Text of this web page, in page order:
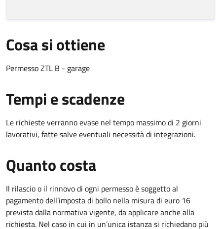
Cosa si ottiene
Permesso ZTL B - garage
Tempi e scadenze
Le richieste verranno evase nel tempo massimo di 2 giorni
lavorativi, fatte salve eventuali necessità di integrazioni.
Quanto costa
Il rilascio o il rinnovo di ogni permesso è soggetto al
pagamento dell’imposta di bollo nella misura di euro 16
prevista dalla normativa vigente, da applicare anche alla
richiesta. Nel caso in cui in un’unica istanza si richiedano più